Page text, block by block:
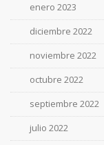
enero 2023
diciembre 2022
noviembre 2022
octubre 2022
septiembre 2022
julio 2022